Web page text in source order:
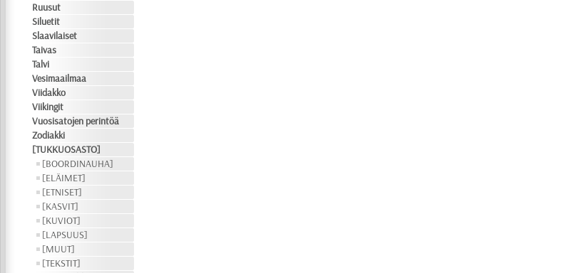
Ruusut
Siluetit
Slaavilaiset
Taivas
Talvi
Vesimaailmaa
Viidakko
Viikingit
Vuosisatojen perintöä
Zodiakki
[TUKKUOSASTO]
[BOORDINAUHA]
[ELÄIMET]
[ETNISET]
[KASVIT]
[KUVIOT]
[LAPSUUS]
[MUUT]
[TEKSTIT]